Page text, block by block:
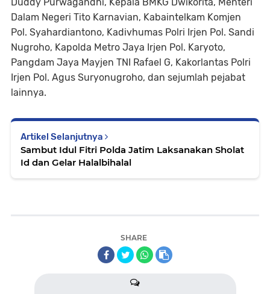
Dalam Negeri Tito Karnavian, Kabaintelkam Komjen
Pol. Syahardiantono, Kadivhumas Polri Irjen Pol. Sandi
Nugroho, Kapolda Metro Jaya Irjen Pol. Karyoto,
Pangdam Jaya Mayjen TNI Rafael G, Kakorlantas Polri
Irjen Pol. Agus Suryonugroho, dan sejumlah pejabat
lainnya.
Artikel Selanjutnya
Sambut Idul Fitri Polda Jatim Laksanakan Sholat
Id dan Gelar Halalbihalal
SHARE